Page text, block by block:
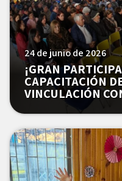
24 de junio de 2026
¡GRAN
CAPACITACIÓN
VINCULACIÓN